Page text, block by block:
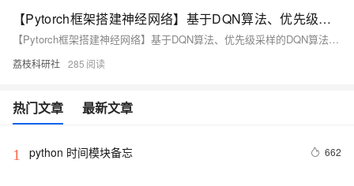
【Pytorch框架搭建神经网络】基于DQN算法、优先级采样的DQN算法、DQN + 人工势场的避障控制研究（Python代码实现）
【Pytorch框架搭建神经网络】基于DQN算法、优先级采样的DQN算法、DQN + 人工势场的避障控制研究（Python代码实现）
荔枝科研社 285
热门文章 最新文章
1 python 时间模块备忘 662